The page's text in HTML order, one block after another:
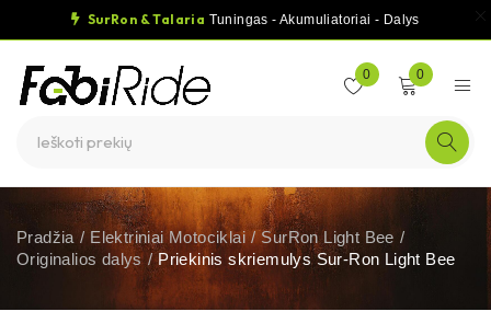
SurRon & Talaria Tuningas - Akumuliatoriai - Dalys
0 0
Pradžia / Elektriniai Motociklai / SurRon Light Bee /
Originalios dalys / Priekinis skriemulys Sur-Ron Light Bee